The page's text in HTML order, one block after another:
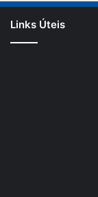
Links Úteis